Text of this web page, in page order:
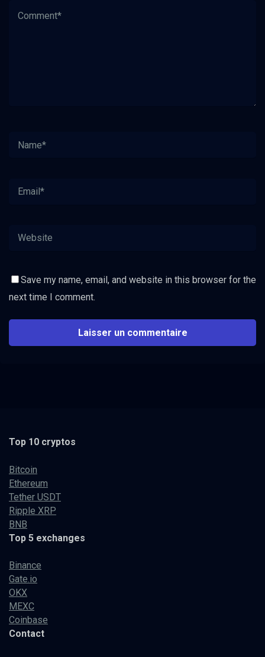
Save my name, email, and website in this browser for the
next time I comment.
Top 10 cryptos
Bitcoin
Ethereum
Tether USDT
Ripple XRP
BNB
Top 5 exchanges
Binance
Gate.io
OKX
MEXC
Coinbase
Contact